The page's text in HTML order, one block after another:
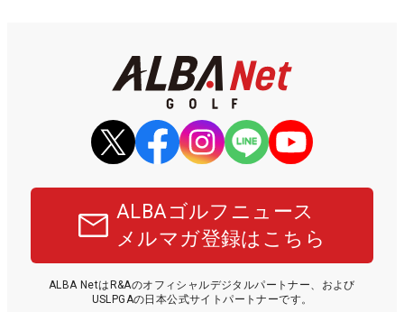
ALBAゴルフニュース
メルマガ登録はこちら
ALBA NetはR&Aのオフィシャルデジタルパートナー、および
USLPGAの日本公式サイトパートナーです。